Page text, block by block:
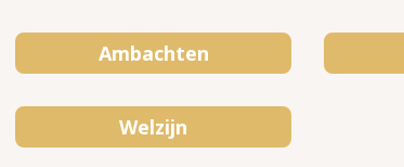
Ambachten
Welzijn